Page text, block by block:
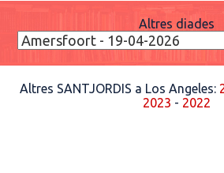
Altres diades
Altres SANTJORDIS a Los Angeles:
2023 - 2022